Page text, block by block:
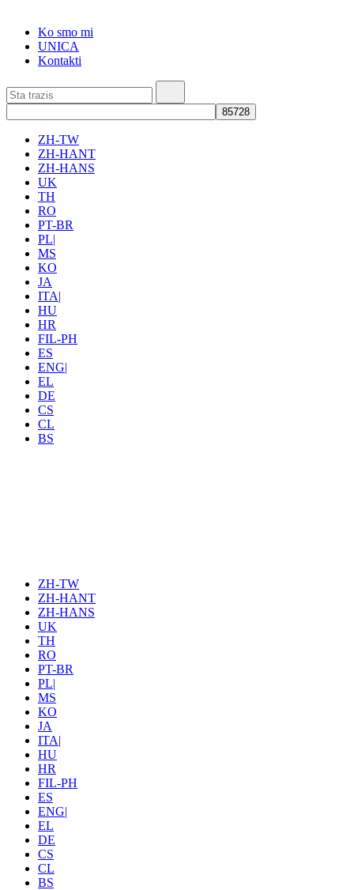
Ko smo mi
UNICA
Kontakti
ZH-TW
ZH-HANT
ZH-HANS
UK
TH
RO
PT-BR
PL|
MS
KO
JA
ITA|
HU
HR
FIL-PH
ES
ENG|
EL
DE
CS
CL
BS
ZH-TW
ZH-HANT
ZH-HANS
UK
TH
RO
PT-BR
PL|
MS
KO
JA
ITA|
HU
HR
FIL-PH
ES
ENG|
EL
DE
CS
CL
BS